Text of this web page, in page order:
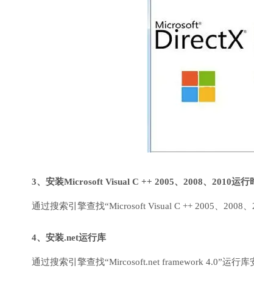
3、安装Microsoft Visual C ++ 2005、2008、2010运行
通过搜索引擎查找“Microsoft Visual C ++ 2005、2008、
4、安装.net运行库
通过搜索引擎查找“Mircosoft.net framework 4.0”运行库